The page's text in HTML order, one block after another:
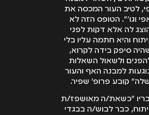
לטיב העור המכסה את
וגו'". הטופס הזה לא
לה אלא דקות לפני
והיא חתמה עליו בלי
סיפק בידה לקרוא,
ולשאול השאלות
למבנה האף והעור
קובע פרופ' שפיר.
"כשאת/ה מאושפז/ת
כבר לבוש/ה בבגדי